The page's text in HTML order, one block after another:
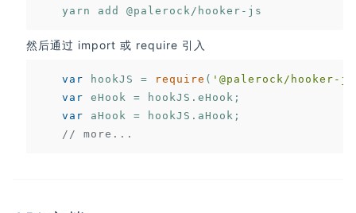
然后通过 import 或 require 引入
var hookJS = require ( '@palerock/hooker-
var eHook = hookJS.eHook;
var aHook = hookJS.aHook;
// more...